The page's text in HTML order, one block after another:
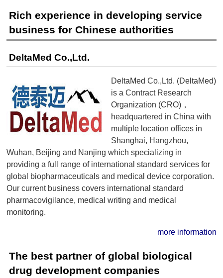
Rich experience in developing service
business for Chinese authorities
DeltaMed Co.,Ltd.
DeltaMed Co.,Ltd. (DeltaMed)
is a Contract Research
Organization (CRO)，
headquartered in China with
multiple location offices in
Shanghai, Hangzhou,
Wuhan, Beijing and Nanjing which specializing in
providing a full range of international standard services for
global biopharmaceuticals and medical device corporation.
Our current business covers international standard
pharmacovigilance, medical writing and medical
monitoring.
more information
The best partner of global biological
drug development companies